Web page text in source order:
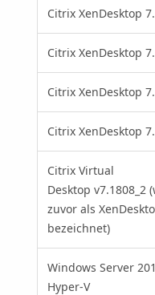
Citrix XenDesktop
Citrix XenDesktop
Citrix XenDesktop
Citrix XenDesktop
Citrix Virtual
Desktop v7.1808_2
zuvor als
bezeichnet)
Windows Server
Hyper-V